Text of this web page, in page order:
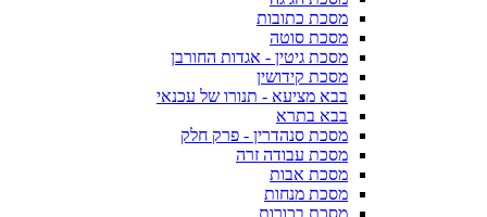
מסכת כתובות
מסכת סוטה
מסכת גיטין - אגדות החורבן
מסכת קידושין
בבא מציעא - תנורו של עכנאי
בבא בתרא
מסכת סנהדרין - פרק חלק
מסכת עבודה זרה
מסכת אבות
מסכת מנחות
מסכת בכורות